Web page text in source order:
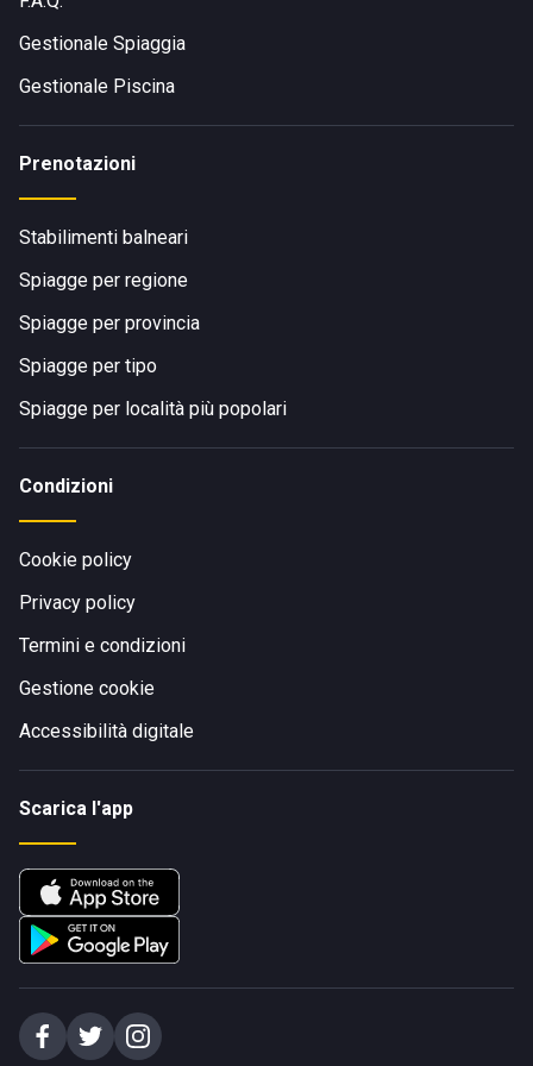
Gestionale Spiaggia
Gestionale Piscina
Prenotazioni
Stabilimenti balneari
Spiagge per regione
Spiagge per provincia
Spiagge per tipo
Spiagge per località più popolari
Condizioni
Cookie policy
Privacy policy
Termini e condizioni
Gestione cookie
Accessibilità digitale
Scarica l'app